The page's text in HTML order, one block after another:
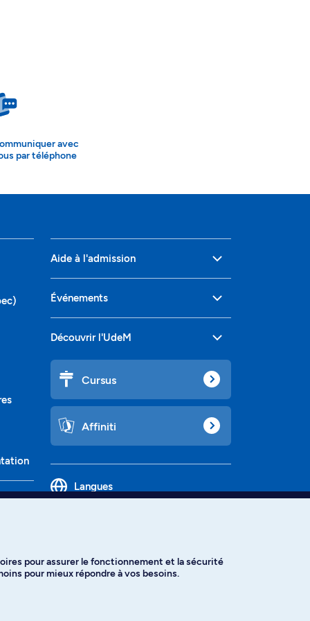
avec
par téléphone
Aide à l'admission
Événements
Découvrir l'UdeM
Cursus
Affiniti
Langues
pour assurer le fonctionnement et la sécurité
pour mieux répondre à vos besoins.